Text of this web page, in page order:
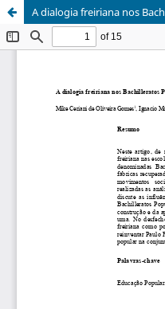
A dialogia freiriana nos